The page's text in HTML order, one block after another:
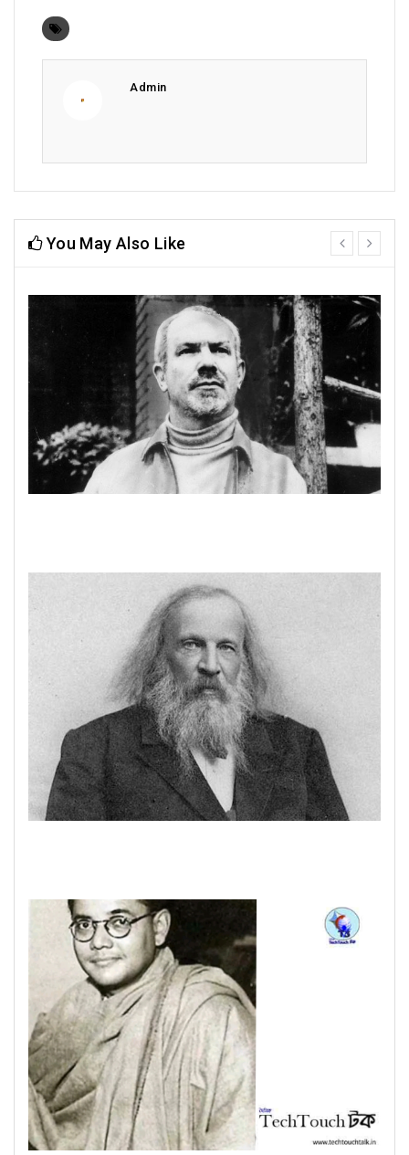
Admin
You May Also Like
prev